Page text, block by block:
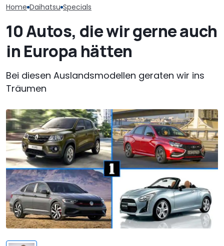
Home Daihatsu Specials
10 Autos, die wir gerne auch
in Europa hätten
Bei diesen Auslandsmodellen geraten wir ins
Träumen